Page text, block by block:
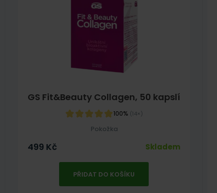
GS Fit&Beauty Collagen, 50 kapslí
100% (14×)
Pokožka
499 Kč Skladem
PŘIDAT DO KOŠÍKU